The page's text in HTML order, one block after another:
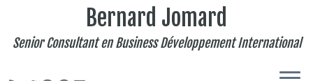
Bernard Jomard
Senior Consultant en Business Développement International